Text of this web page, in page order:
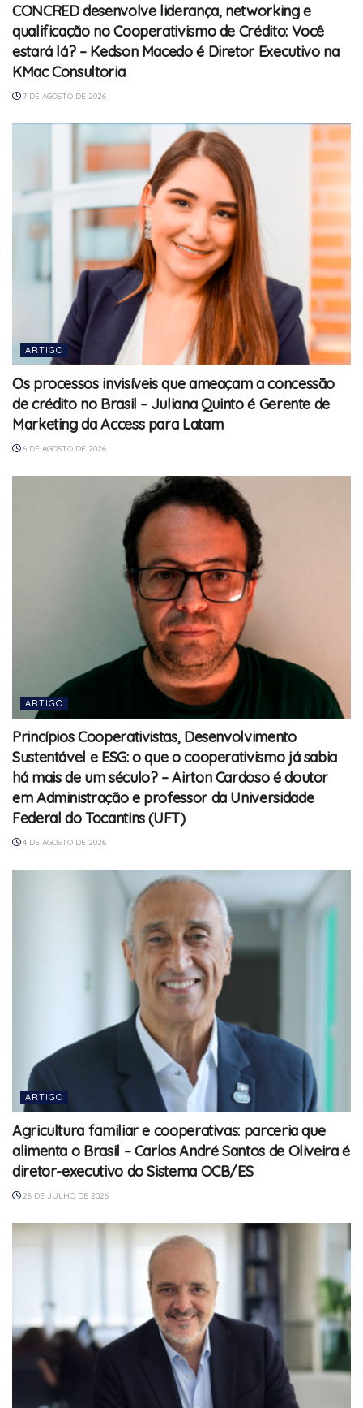
CONCRED desenvolve liderança, networking e
qualificação no Cooperativismo de Crédito: Você
estará lá? – Kedson Macedo é Diretor Executivo na
KMac Consultoria
7 DE AGOSTO DE 2026
ARTIGO
Os processos invisíveis que ameaçam a concessão
de crédito no Brasil – Juliana Quinto é Gerente de
Marketing da Access para Latam
6 DE AGOSTO DE 2026
ARTIGO
Princípios Cooperativistas, Desenvolvimento
Sustentável e ESG: o que o cooperativismo já sabia
há mais de um século? – Airton Cardoso é doutor
em Administração e professor da Universidade
Federal do Tocantins (UFT)
4 DE AGOSTO DE 2026
ARTIGO
Agricultura familiar e cooperativas: parceria que
alimenta o Brasil – Carlos André Santos de Oliveira é
diretor-executivo do Sistema OCB/ES
28 DE JULHO DE 2026